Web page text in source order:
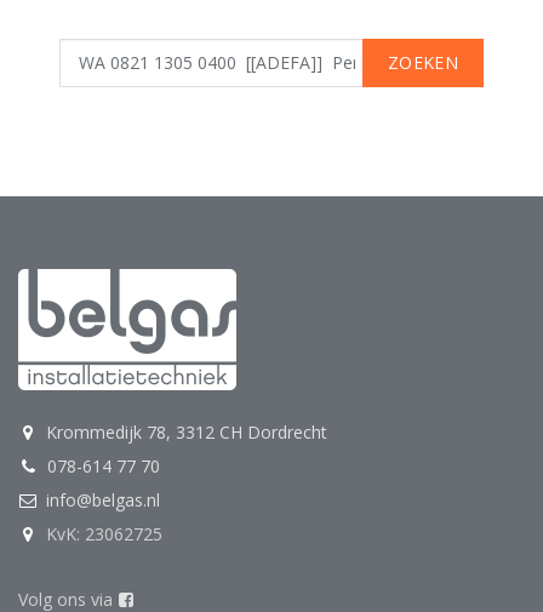
ZOEKEN
Krommedijk 78, 3312 CH Dordrecht
078-614 77 70
info@belgas.nl
KvK: 23062725
Volg ons via